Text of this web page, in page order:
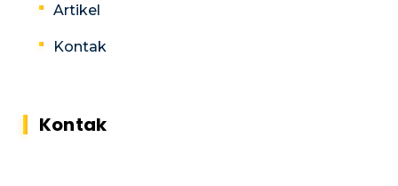
Artikel
Kontak
Kontak